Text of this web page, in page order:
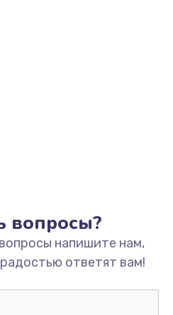
вопросы?
напишите нам,
ответят вам!